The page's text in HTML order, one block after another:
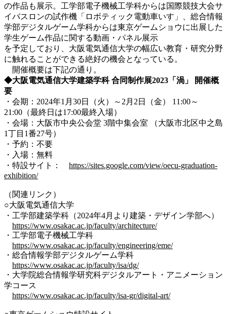
の作品も展示。工学部電子機械工学科からは国際競技大会サ
イバスロンの試作機「ロボティック電動車いす」、総合情報
学部デジタルゲーム学科からは東京ゲームショウに出展した
学生ゲーム作品に関する動画・パネル展示
を予定しており、大阪電気通信大学の幅広い教育・研究分野
に触れることができる絶好の機会となっている。
開催概要は下記の通り。
◆大阪電気通信大学建築学科合同制作展2023「渦」 開催概
要
・会期：2024年1月30日（火）～2月2日（金） 11:00～
21:00（最終日は17:00最終入場）
・会場：大阪市中央公会堂 3階中集会室 （大阪市北区中之島
1丁目1番27号）
・予約：不要
・入場：無料
・特設サイト： https://sites.google.com/view/oecu-graduation-
exhibition/
（関連リンク）
○大阪電気通信大学
・工学部建築学科（2024年4月より建築・デザイン学部へ）
https://www.osakac.ac.jp/faculty/architecture/
・工学部電子機械工学科
https://www.osakac.ac.jp/faculty/engineering/eme/
・総合情報学部デジタルゲーム学科
https://www.osakac.ac.jp/faculty/isa/dg/
・大学院総合情報学研究科デジタルアート・アニメーション
学コース
https://www.osakac.ac.jp/faculty/isa-gr/digital-art/